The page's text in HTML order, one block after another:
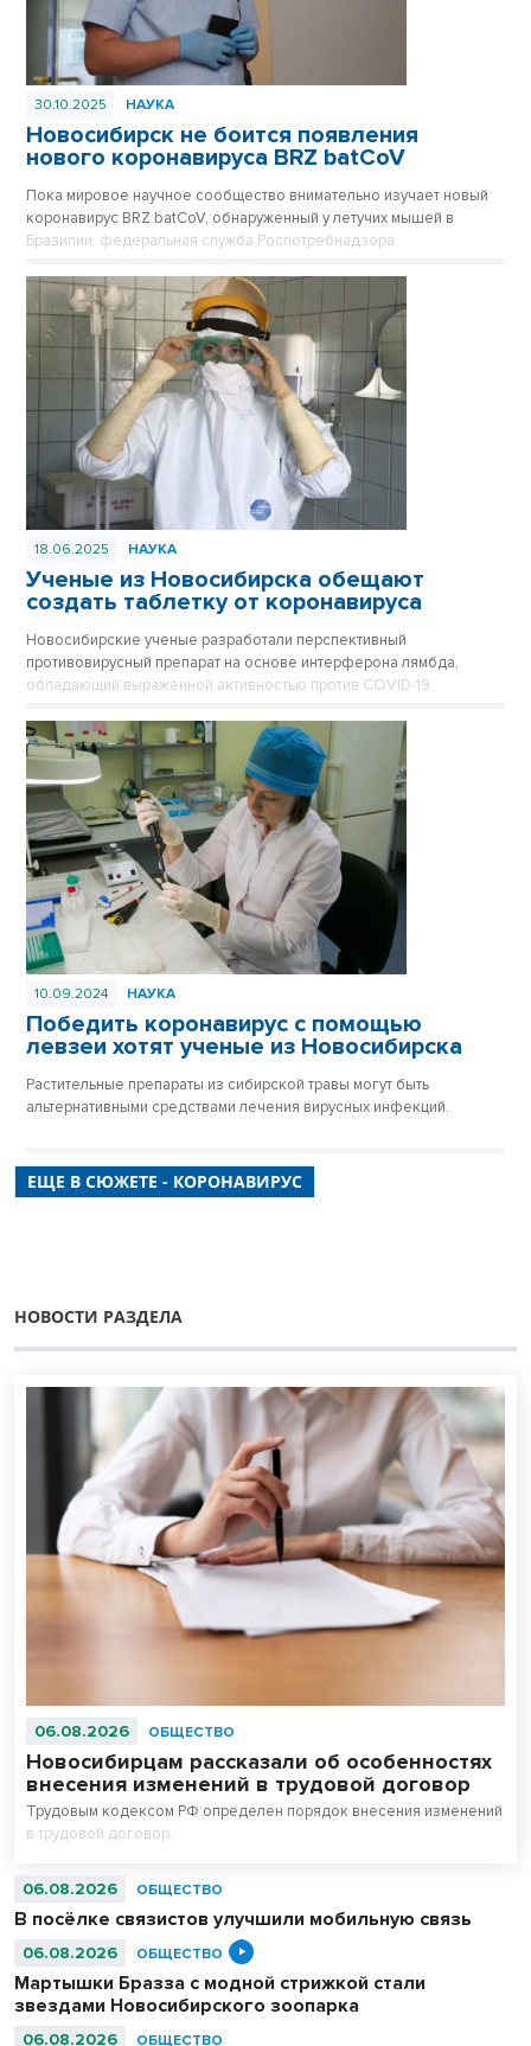
30.10.2025 НАУКА
Новосибирск не боится появления
нового коронавируса BRZ batCoV
Пока мировое научное сообщество внимательно изучает новый
коронавирус BRZ batCoV, обнаруженный у летучих мышей в
Бразилии, федеральная служба Роспотребнадзора
оперативном контроле.
18.06.2025 НАУКА
Ученые из Новосибирска обещают
создать таблетку от коронавируса
Новосибирские ученые разработали перспективный
противовирусный препарат на основе интерферона лямбда,
обладающий выраженной активностью против COVID-19.
10.09.2024 НАУКА
Победить коронавирус с помощью
левзеи хотят ученые из Новосибирска
Растительные препараты из сибирской травы могут быть
альтернативными средствами лечения вирусных инфекций.
ЕЩЕ В СЮЖЕТЕ - КОРОНАВИРУС
НОВОСТИ РАЗДЕЛА
06.08.2026 ОБЩЕСТВО
Новосибирцам рассказали об особенностях
внесения изменений в трудовой договор
Трудовым кодексом РФ определен порядок внесения изменений
в трудовой договор.
06.08.2026 ОБЩЕСТВО
В посёлке связистов улучшили мобильную связь
06.08.2026 ОБЩЕСТВО
Мартышки Бразза с модной стрижкой стали
звездами Новосибирского зоопарка
06.08.2026 ОБЩЕСТВО